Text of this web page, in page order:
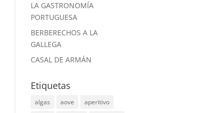
LA GASTRONOMÍA
PORTUGUESA
BERBERECHOS A LA
GALLEGA
CASAL DE ARMÁN
Etiquetas
algas aove
aperitivo